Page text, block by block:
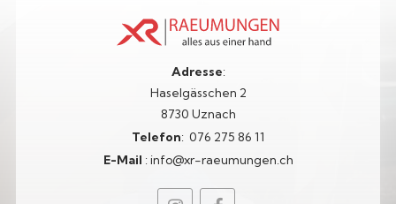
Adresse:
Haselgässchen 2
8730 Uznach
Telefon: 076 275 86 11​
E-Mail :info@xr-raeumungen.ch